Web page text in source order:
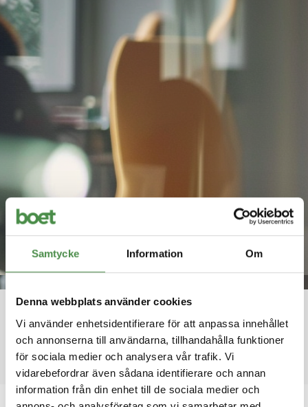
Samtycke Information Om
Denna webbplats använder cookies
Vi använder enhetsidentifierare för att anpassa innehållet
och annonserna till användarna, tillhandahålla funktioner
för sociala medier och analysera vår trafik. Vi
vidarebefordrar även sådana identifierare och annan
information från din enhet till de sociala medier och
Nyheter